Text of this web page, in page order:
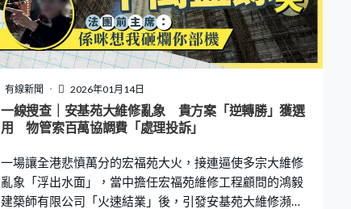
朋友會面，到接近天亮。 早年在廣告行業和服裝行業工作
的山中正裕，於四年前應死者邀請加入公司，兩人雖然形
成上下級關系，但關係一度良好，更出席過婚禮。當時說
法是希望能一起推動公司發展，而山中本人也承認工作條
件比之前更好，而產生「被期待」、「被重用」感覺。 抱
怨管理等問題遭冷落 冀對方受苦改想法 疑犯向警方供述
指後來感受到被忽視的心理落差，先是此前曾數次向死者
更在沒有被告知緣由的情況下，「年終獎
有線新聞 2026年01月14日
一線搜查｜安基苑大維修亂象 貴方案「逆轉勝」獲選
用 物管索百萬協調費「處理投訴」
一場讓全港悲憤萬分的宏福苑大火，接連逼使多宗大維修
亂象「浮出水面」，當中擔任宏福苑維修工程顧問的鴻毅
建築師有限公司「火速結業」後，引發安基苑大維修瀕臨